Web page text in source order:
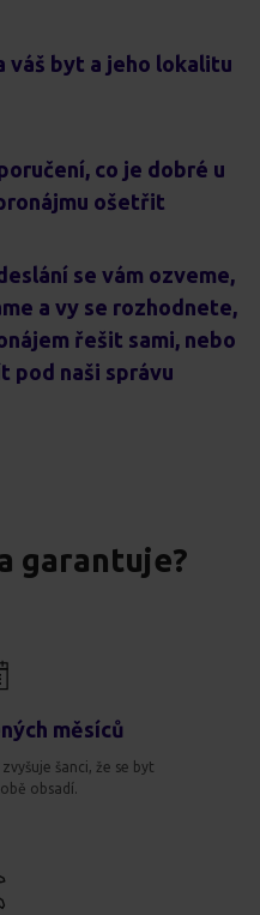
váš byt a jeho lokalitu
co je dobré u
ošetřit
se vám ozveme,
a vy se rozhodnete,
řešit sami, nebo
pod naši správu
garantuje?
měsíců
šanci, že se byt
obsadí.